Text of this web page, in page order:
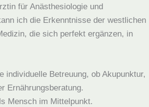
für Anästhesiologie und
ich die Erkenntnisse der westlichen
die sich perfekt ergänzen, in
individuelle Betreuung, ob Akupunktur,
Ernährungsberatung.
Mensch im Mittelpunkt.